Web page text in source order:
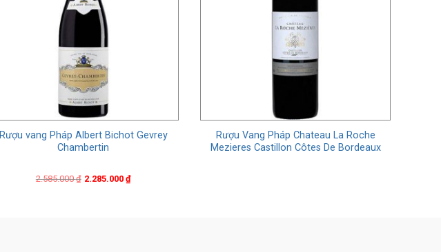
Rượu vang Pháp Albert Bichot Gevrey
Chambertin
2.585.000₫
Original
2.285.000 ₫
Current
Rượu Vang Pháp Chateau La Roche
Mezieres Castillon Côtes De Bordeaux